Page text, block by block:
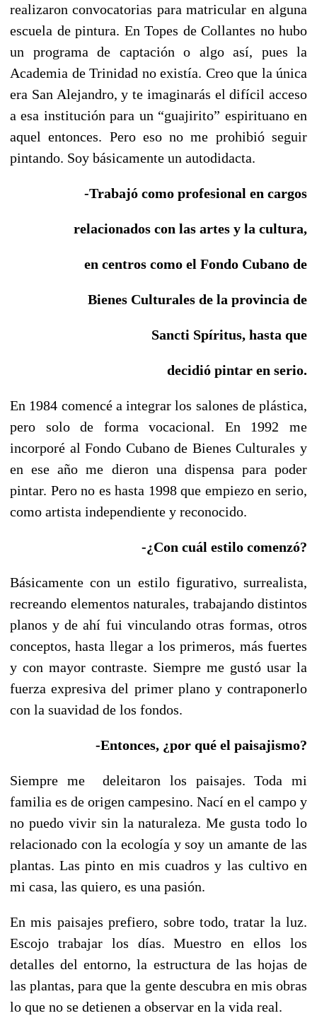
realizaron convocatorias para matricular en alguna
escuela de pintura. En Topes de Collantes no hubo
un programa de captación o algo así, pues la
Academia de Trinidad no existía. Creo que la única
era San Alejandro, y te imaginarás el difícil acceso
a esa institución para un “guajirito” espirituano en
aquel entonces. Pero eso no me prohibió seguir
pintando. Soy básicamente un autodidacta.
-Trabajó como profesional en cargos
relacionados con las artes y la cultura,
en centros como el Fondo Cubano de
Bienes Culturales de la provincia de
Sancti Spíritus, hasta que
decidió pintar en serio.
En 1984 comencé a integrar los salones de plástica,
pero solo de forma vocacional. En 1992 me
incorporé al Fondo Cubano de Bienes Culturales y
en ese año me dieron una dispensa para poder
pintar. Pero no es hasta 1998 que empiezo en serio,
como artista independiente y reconocido.
-¿Con cuál estilo comenzó?
Básicamente con un estilo figurativo, surrealista,
recreando elementos naturales, trabajando distintos
planos y de ahí fui vinculando otras formas, otros
conceptos, hasta llegar a los primeros, más fuertes
y con mayor contraste. Siempre me gustó usar la
fuerza expresiva del primer plano y contraponerlo
con la suavidad de los fondos.
-Entonces, ¿por qué el paisajismo?
Siempre me deleitaron los paisajes. Toda mi
familia es de origen campesino. Nací en el campo y
no puedo vivir sin la naturaleza. Me gusta todo lo
relacionado con la ecología y soy un amante de las
plantas. Las pinto en mis cuadros y las cultivo en
mi casa, las quiero, es una pasión.
En mis paisajes prefiero, sobre todo, tratar la luz.
Escojo trabajar los días. Muestro en ellos los
detalles del entorno, la estructura de las hojas de
las plantas, para que la gente descubra en mis obras
lo que no se detienen a observar en la vida real.